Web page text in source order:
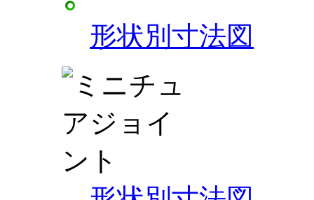
形状別寸法図